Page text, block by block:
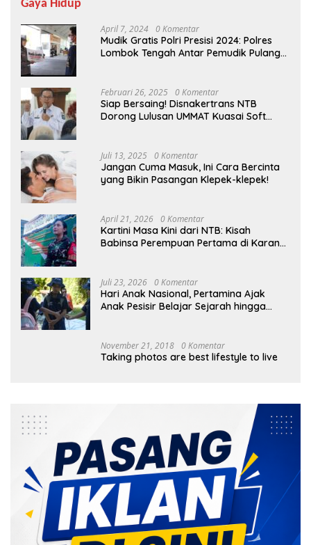
Gaya Hidup
April 7, 2024 0 Komentar
Mudik Gratis Polri Presisi 2024: Polres
Lombok Tengah Antar Pemudik Pulang
Februari 26, 2025 0 Komentar
Siap Bersaing! Disnakertrans NTB
Dorong Lulusan UMMAT Kuasai Soft
Juli 13, 2025 0 Komentar
Jangan Cuma Masuk, Ini Cara Bercinta
yang Bikin Pasangan Klepek-klepek!
April 21, 2026 0 Komentar
Kartini Masa Kini dari NTB: Kisah
Babinsa Perempuan Pertama di Karang
Juli 23, 2026 0 Komentar
Hari Anak Nasional, Pertamina Ajak
Anak Pesisir Belajar Sejarah hingga
November 21, 2018 0 Komentar
Taking photos are best lifestyle to live